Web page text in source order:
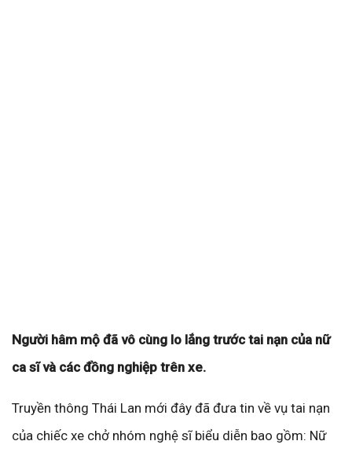
Người hâm mộ đã vô cùng lo lắng trước tai nạn của nữ
ca sĩ và các đồng nghiệp trên xe.
Truyền thông Thái Lan mới đây đã đưa tin về vụ tai nạn
của chiếc xe chở nhóm nghệ sĩ biểu diễn bao gồm: Nữ